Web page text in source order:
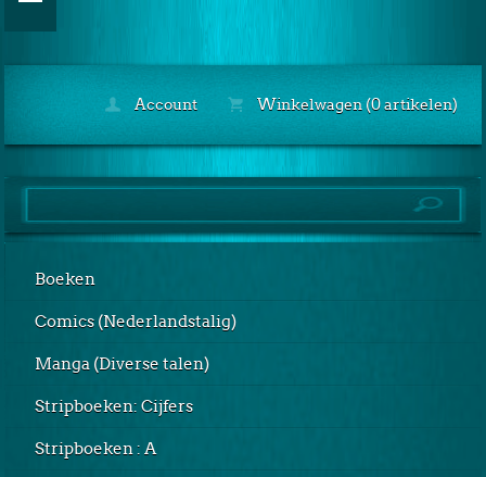
Account Winkelwagen (0 artikelen)
Boeken
Comics (Nederlandstalig)
Manga (Diverse talen)
Stripboeken: Cijfers
Stripboeken : A